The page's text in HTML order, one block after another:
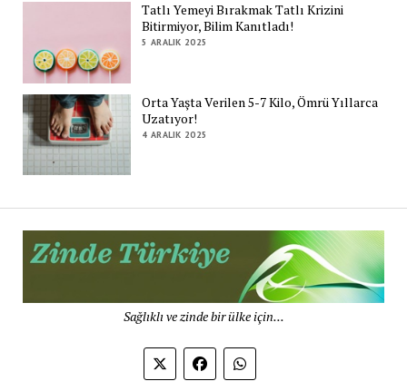
Tatlı Yemeyi Bırakmak Tatlı Krizini
Bitirmiyor, Bilim Kanıtladı!
5 ARALIK 2025
Orta Yaşta Verilen 5-7 Kilo, Ömrü Yıllarca
Uzatıyor!
4 ARALIK 2025
Sağlıklı ve zinde bir ülke için...